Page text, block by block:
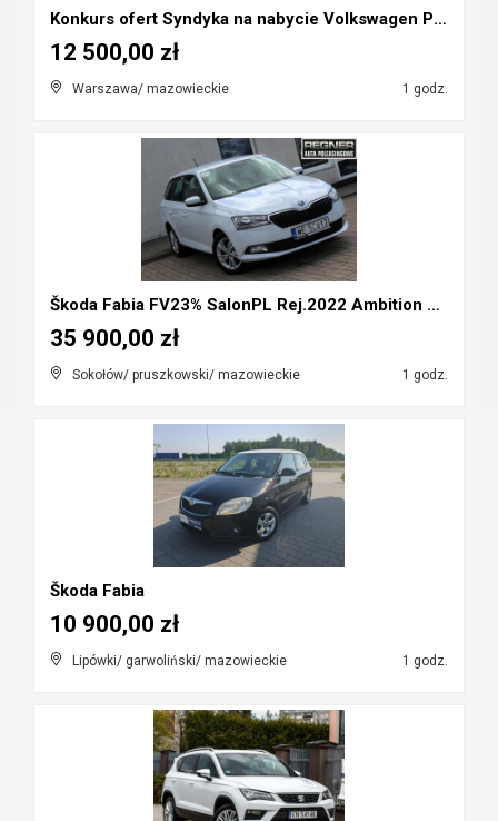
Konkurs ofert Syndyka na nabycie Volkswagen Phaeto...
Warszawa/ mazowieckie 1 godz.
12 500,00 zł
Škoda Fabia FV23% SalonPL Rej.2022 Ambition 1.0TSI...
Sokołów/ pruszkowski/ mazowieckie 1 godz.
35 900,00 zł
Škoda Fabia
Lipówki/ garwoliński/ mazowieckie 1 godz.
10 900,00 zł